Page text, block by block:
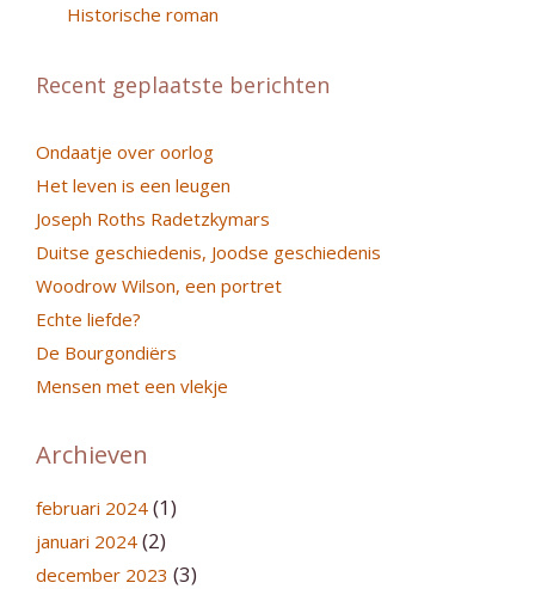
Historische roman
Recent geplaatste berichten
Ondaatje over oorlog
Het leven is een leugen
Joseph Roths Radetzkymars
Duitse geschiedenis, Joodse geschiedenis
Woodrow Wilson, een portret
Echte liefde?
De Bourgondiërs
Mensen met een vlekje
Archieven
februari 2024 (1)
januari 2024 (2)
december 2023 (3)